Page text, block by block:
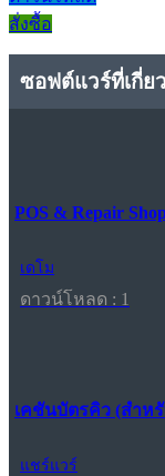
สั่งซื้อ
ซอฟต์แวร์ที่เกี่ย
POS & Repair
เดโม
ดาวน์โหลด : 1
เคชันบัตรคิว (สำห
แชร์แวร์